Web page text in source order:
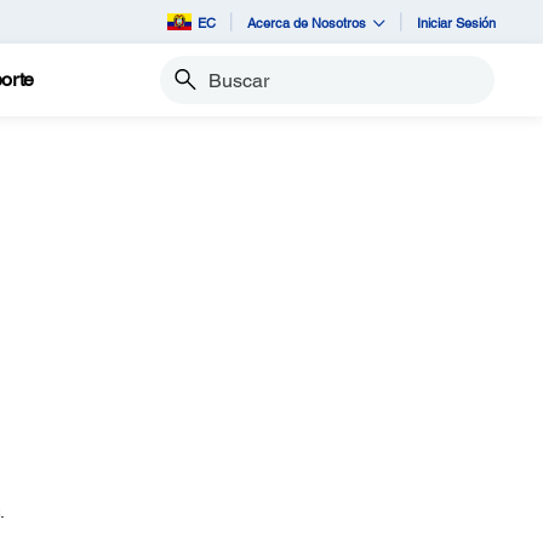
EC Acerca de Nosotros Iniciar Sesión
Buscar